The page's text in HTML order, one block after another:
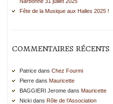
Fête de la Musique aux Halles 2025 !
COMMENTAIRES RÉCENTS
Patrice dansChez Fourmi
Pierre dans Mauricette
BAGGIERI Jerome dans Mauricette
Nicki dans Rôle de l’Association